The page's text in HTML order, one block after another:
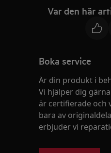
Var den här
Boka service
Är din produkt i
Vi hjälper dig
är certifierade och
bara av
erbjuder vi